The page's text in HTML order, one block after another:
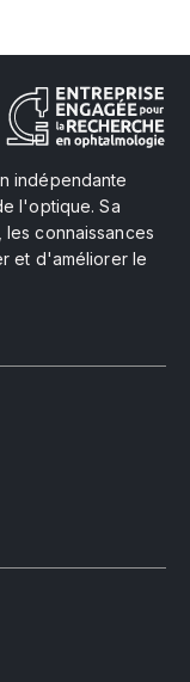
indépendante
l'optique. Sa
connaissances
et d'améliorer le